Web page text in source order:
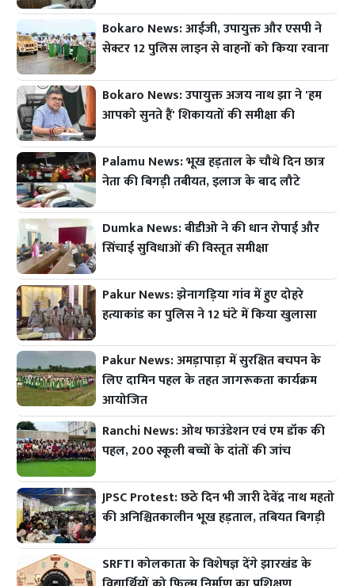
Bokaro News: आईजी, उपायुक्त और एसपी ने
सेक्टर 12 पुलिस लाइन से वाहनों को किया रवाना
Bokaro News: उपायुक्त अजय नाथ झा ने 'हम
आपको सुनते हैं' शिकायतों की समीक्षा की
Palamu News: भूख हड़ताल के चौथे दिन छात्र
नेता की बिगड़ी तबीयत, इलाज के बाद लौटे
Dumka News: बीडीओ ने की धान रोपाई और
सिंचाई सुविधाओं की विस्तृत समीक्षा
Pakur News: झेनागड़िया गांव में हुए दोहरे
हत्याकांड का पुलिस ने 12 घंटे में किया खुलासा
Pakur News: अमड़ापाड़ा में सुरक्षित बचपन के
लिए दामिन पहल के तहत जागरूकता कार्यक्रम
आयोजित
Ranchi News: ओथ फाउंडेशन एवं एम डॉक की
पहल, 200 स्कूली बच्चों के दांतों की जांच
JPSC Protest: छठे दिन भी जारी देवेंद्र नाथ महतो
की अनिश्चितकालीन भूख हड़ताल, तबियत बिगड़ी
SRFTI कोलकाता के विशेषज्ञ देंगे झारखंड के